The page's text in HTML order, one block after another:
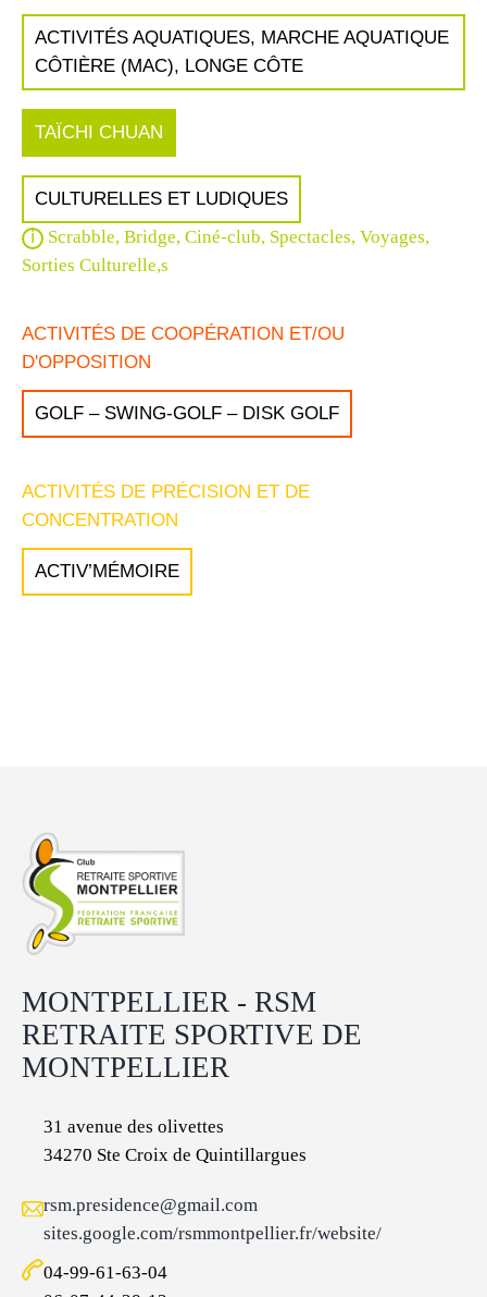
ACTIVITÉS AQUATIQUES, MARCHE AQUATIQUE
CÔTIÈRE (MAC), LONGE CÔTE
TAÏCHI CHUAN
CULTURELLES ET LUDIQUES
Scrabble, Bridge, Ciné-club, Spectacles, Voyages,
Sorties Culturelle,s
ACTIVITÉS DE COOPÉRATION ET/OU
D'OPPOSITION
GOLF – SWING-GOLF – DISK GOLF
ACTIVITÉS DE PRÉCISION ET DE
CONCENTRATION
ACTIV’MÉMOIRE
MONTPELLIER - RSM
RETRAITE SPORTIVE DE
MONTPELLIER
31 avenue des olivettes
34270 Ste Croix de Quintillargues
rsm.presidence@gmail.com
sites.google.com/rsmmontpellier.fr/website/
04-99-61-63-04